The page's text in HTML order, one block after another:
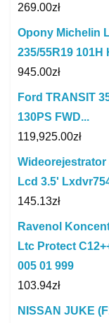
269.00zł
Opony Michelin
235/55R19
945.00zł
Ford TRANSIT
130PS FWD...
119,925.00zł
Lcd 3.5'
145.13zł
Ravenol
Ltc Protect
005 01 999
103.94zł
NISSAN JUKE